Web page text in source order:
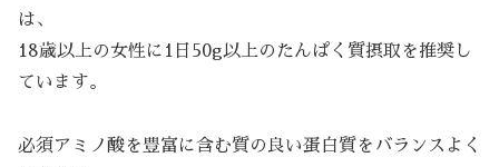
は、
18歳以上の女性に1日50g以上のたんぱく質摂取を推奨し
ています。
必須アミノ酸を豊富に含む質の良い蛋白質をバランスよく